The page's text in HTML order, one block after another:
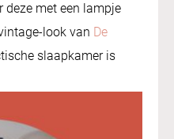
deze met een lampje
look van De
slaapkamer is